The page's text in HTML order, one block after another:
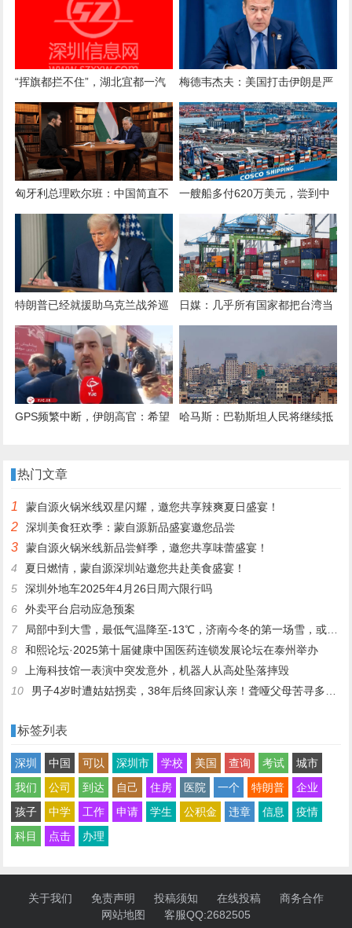
“挥旗都拦不住”，湖北宜都一汽
车撞上火车，警方正追查肇事司
机
梅德韦杰夫：美国打击伊朗是严
重战略错误，付出代价的很可能
是下届美国政府
匈牙利总理欧尔班：中国简直不
可战胜
一艘船多付620万美元，尝到中
方反制滋味后，美方改了对华限
制令
特朗普已经就援助乌克兰战斧巡
航导弹做出决策，后果很严重
日媒：几乎所有国家都把台湾当
GPS频繁中断，伊朗高官：希望
哈马斯：巴勒斯坦人民将继续抵
热门文章
1 蒙自源火锅米线双星闪耀，邀您共享辣爽夏日盛宴！
2 深圳美食狂欢季：蒙自源新品盛宴邀您品尝
3
蒙自源火锅米线新品尝鲜季，邀您共享味蕾盛宴！
4
夏日燃情，蒙自源深圳站邀您共赴美食盛宴！
5
深圳外地车2025年4月26日周六限行吗
6
外卖平台启动应急预案
7
局部中到大雪，最低气温降至-13℃，济南今冬的第一场雪，或跟去年同一时间！
8
和熙论坛·2025第十届健康中国医药连锁发展论坛在泰州举办
9
上海科技馆一表演中突发意外，机器人从高处坠落摔毁
10
男子4岁时遭姑姑拐卖，38年后终回家认亲！聋哑父母苦寻多年，母亲已抱憾离世丨红星寻人
标签列表
深圳 中国 可以 深圳市 学校 美国 查询 考试
城市
我们
公司 到达 自己 住房 医院 一个 特朗普
企业
孩子
中学 工作 申请 学生 公积金 违章 信息
疫情
科目
点击 办理
关于我们 免责声明 投稿须知 在线投稿
商务合作
网站地图
客服QQ:2682505